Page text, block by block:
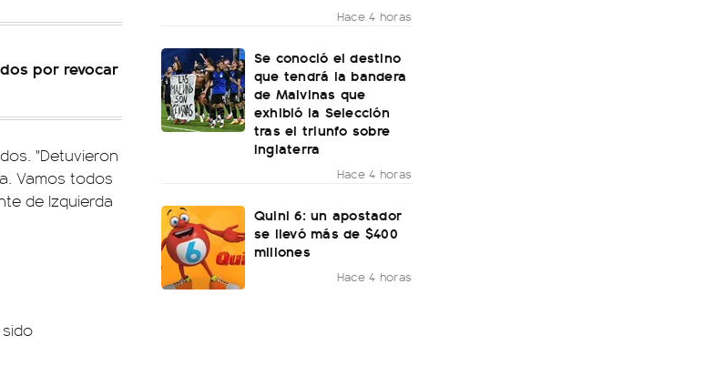
por revocar
"Detuvieron
Vamos todos
de Izquierda
Hace 4 horas
Se conoció el destino
que tendrá la bandera
de Malvinas que
exhibió la Selección
tras el triunfo sobre
Inglaterra
Hace 4 horas
Quini 6: un apostador
se llevó más de $400
millones
Hace 4 horas